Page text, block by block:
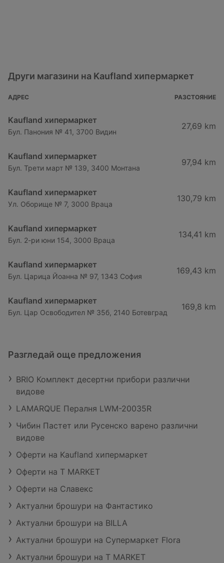
Други магазини на Kaufland хипермаркет
АДРЕС РАЗСТОЯНИЕ
Kaufland хипермаркет
Бул. Панония № 41, 3700 Видин
27,69 km
Kaufland хипермаркет
Бул. Трети март № 139, 3400 Монтана
97,94 km
Kaufland хипермаркет
Ул. Оборище № 7, 3000 Враца
130,79 km
Kaufland хипермаркет
Бул. 2-ри юни 154, 3000 Враца
134,41 km
Kaufland хипермаркет
Бул. Царица Йоанна № 97, 1343 София
169,43 km
Kaufland хипермаркет
Бул. Цар Освободител № 35б, 2140 Ботевград
169,8 km
Разгледай още предложения
BRIO Комплект десертни прибори различни
видове
LAMARQUE Пералня LWM-20035R
Чибин Пастет или Русенско варено различни
видове
Оферти на Kaufland хипермаркет
Оферти на T MARKET
Оферти на Славекс
Актуални брошури на Фантастико
Актуални брошури на BILLA
Актуални брошури на Супермаркет Flora
Актуални брошури на T MARKET